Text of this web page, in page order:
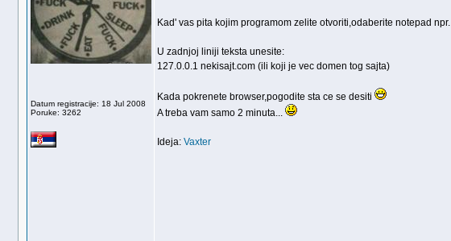
Datum registracije: 18 Jul 2008
Poruke: 3262
Kad' vas pita kojim programom zelite otvoriti,odaberite notepad npr.
U zadnjoj liniji teksta unesite:
127.0.0.1 nekisajt.com (ili koji je vec domen tog sajta)
Kada pokrenete browser,pogodite sta ce se desiti
A treba vam samo 2 minuta...
Ideja: Vaxter